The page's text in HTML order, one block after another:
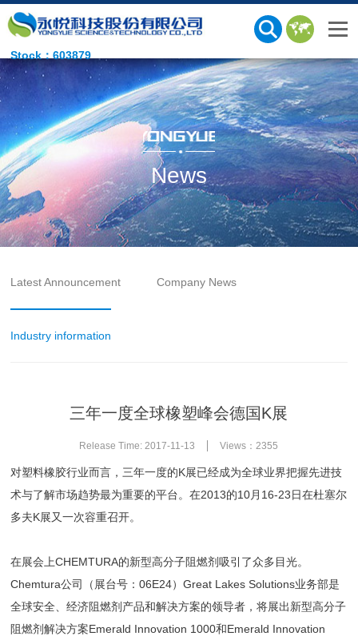
Stock：603879
News
Latest Announcement Company News
Industry information
三年一度全球橡塑峰会德国K展
Release Time: 2017-11-13 Views：2355
对塑料橡胶行业而言，三年一度的K展已经成为全球业界把握先进技
术与了解市场趋势最为重要的平台。在2013的10月16-23日在杜塞尔
多夫K展又一次容重召开。
在展会上CHEMTURA的新型高分子阻燃剂吸引了众多目光。
Chemtura公司（展台号：06E24）Great Lakes Solutions业务部是
全球安全、经济阻燃剂产品和解决方案的领导者，将展出新型高分子
阻燃剂解决方案Emerald Innovation 1000和Emerald Innovation